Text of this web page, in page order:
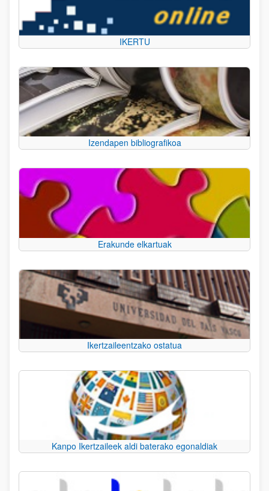
IKERTU
Izendapen bibliografikoa
Erakunde elkartuak
Ikertzaileentzako ostatua
Kanpo Ikertzaileek aldi baterako egonaldiak